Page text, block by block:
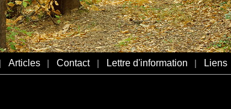
Articles Contact Lettre d'information Liens